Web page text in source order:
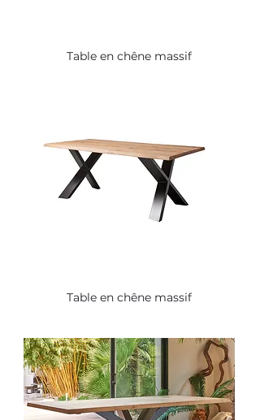
Table en chêne massif
Table en chêne massif